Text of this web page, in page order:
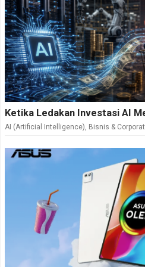
Ketika Ledakan Investasi AI
AI (Artificial Intelligence) Bisnis &